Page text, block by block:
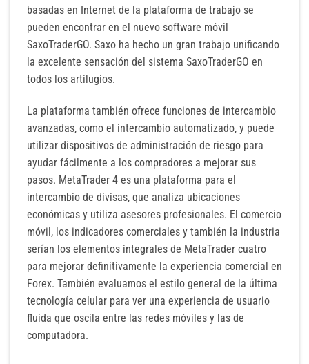
basadas en Internet de la plataforma de trabajo se
pueden encontrar en el nuevo software móvil
SaxoTraderGO. Saxo ha hecho un gran trabajo unificando
la excelente sensación del sistema SaxoTraderGO en
todos los artilugios.
La plataforma también ofrece funciones de intercambio
avanzadas, como el intercambio automatizado, y puede
utilizar dispositivos de administración de riesgo para
ayudar fácilmente a los compradores a mejorar sus
pasos. MetaTrader 4 es una plataforma para el
intercambio de divisas, que analiza ubicaciones
económicas y utiliza asesores profesionales. El comercio
móvil, los indicadores comerciales y también la industria
serían los elementos integrales de MetaTrader cuatro
para mejorar definitivamente la experiencia comercial en
Forex. También evaluamos el estilo general de la última
tecnología celular para ver una experiencia de usuario
fluida que oscila entre las redes móviles y las de
computadora.